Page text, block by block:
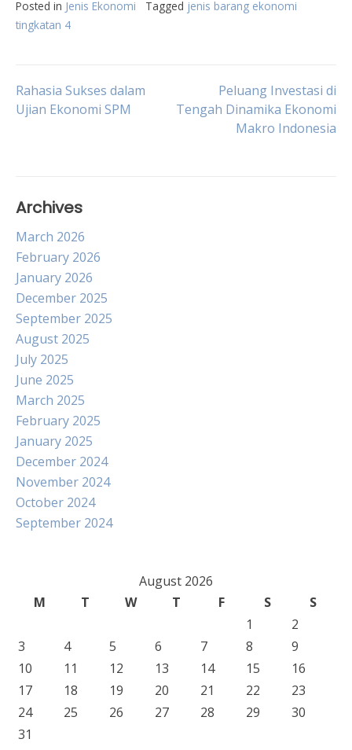
Posted in Jenis Ekonomi Tagged jenis barang ekonomi
tingkatan 4
Post
Rahasia Sukses dalam
Ujian Ekonomi SPM
Peluang Investasi di
Tengah Dinamika Ekonomi
Makro Indonesia
Archives
March 2026
February 2026
January 2026
December 2025
September 2025
August 2025
July 2025
June 2025
March 2025
February 2025
January 2025
December 2024
November 2024
October 2024
September 2024
August 2026
M
T W T F S
S
1
2
3
4 5 6 7 8
9
10
11 12 13 14 15
16
17
18 19 20 21 22
23
24
25 26 27 28 29
30
31